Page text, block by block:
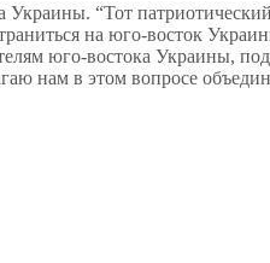
“Тот
на юго-восток
юго-востока Украины,
нам в этом вопросе